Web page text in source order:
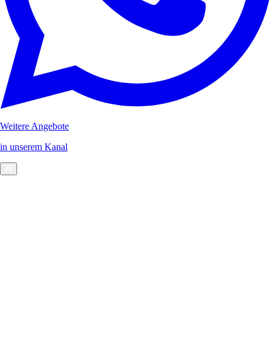
Weitere Angebote
in unserem Kanal